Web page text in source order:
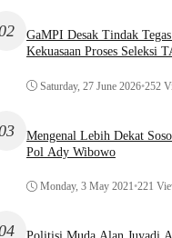
GaMPI Desak Tindak
Kekuasaan Proses Seleksi
Saturday, 27 June 2026•252
Mengenal Lebih Dekat
Pol Ady Wibowo
Monday, 3 May 2021•221